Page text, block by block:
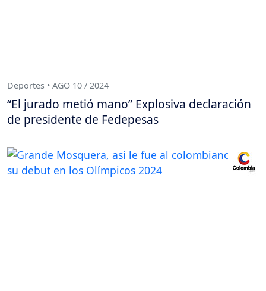
Deportes • AGO 10 / 2024
“El jurado metió mano” Explosiva declaración
de presidente de Fedepesas